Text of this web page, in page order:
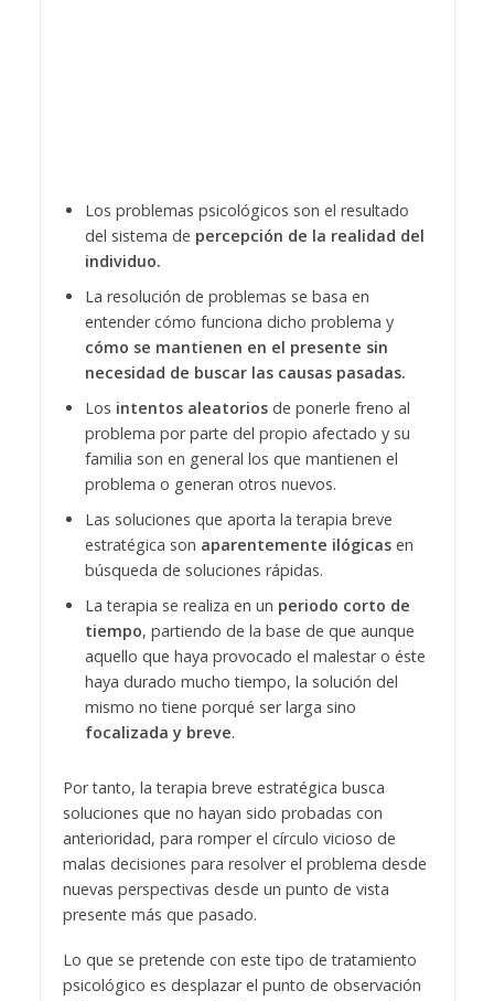
Los problemas psicológicos son el resultado
del sistema de percepción de la realidad del
individuo.
La resolución de problemas se basa en
entender cómo funciona dicho problema y
cómo se mantienen en el presente sin
necesidad de buscar las causas pasadas.
Los intentos aleatoriosde ponerle freno al
problema por parte del propio afectado y su
familia son en general los que mantienen el
problema o generan otros nuevos.
Las soluciones que aporta la terapia breve
estratégica son aparentemente ilógicasen
búsqueda de soluciones rápidas.
La terapia se realiza en un periodo corto de
tiempo, partiendo de la base de que aunque
aquello que haya provocado el malestar o éste
haya durado mucho tiempo, la solución del
mismo no tiene porqué ser larga sino
focalizada y breve.
Por tanto, la terapia breve estratégica busca
soluciones que no hayan sido probadas con
anterioridad, para romper el círculo vicioso de
malas decisiones para resolver el problema desde
nuevas perspectivas desde un punto de vista
presente más que pasado.
Lo que se pretende con este tipo de tratamiento
psicológico es desplazar el punto de observación